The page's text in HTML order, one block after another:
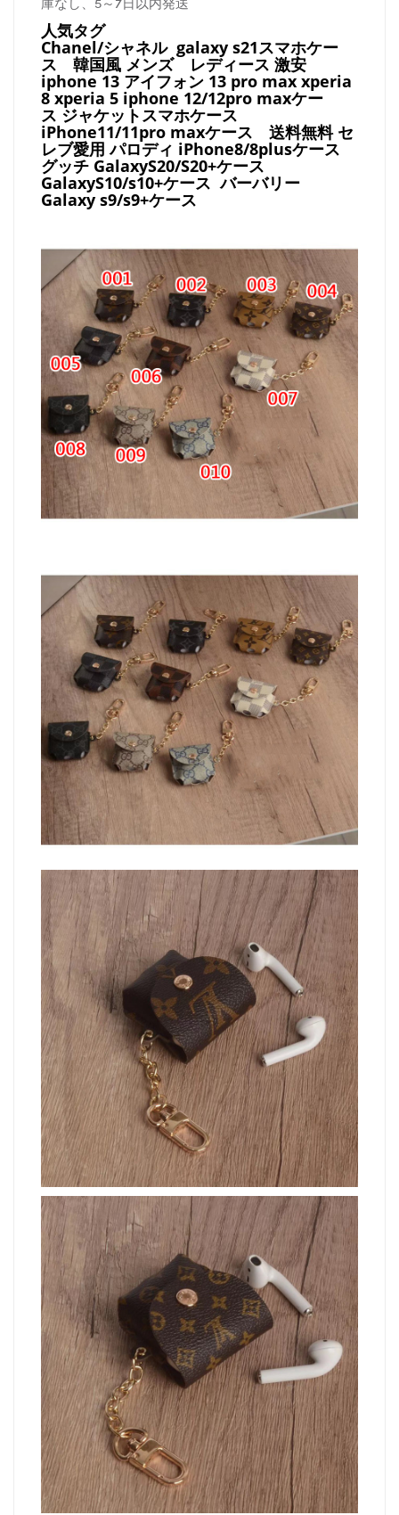
人気タグ
Chanel/シャネル galaxy s21スマホケー
ス 韓国風 メンズ レディース 激安
iphone 13 アイフォン 13 pro max xperia
8 xperia 5 iphone 12/12pro maxケー
ス ジャケットスマホケース
iPhone11/11pro maxケース 送料無料 セ
レブ愛用 パロディ iPhone8/8plusケース
グッチ GalaxyS20/S20+ケース
GalaxyS10/s10+ケース バーバリー
Galaxy s9/s9+ケース